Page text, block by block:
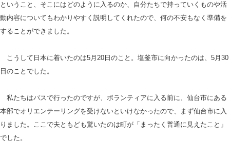
ということ、そこにはどのように入るのか、自分たちで持っていくものや活
動内容についてもわかりやすく説明してくれたので、何の不安もなく準備を
することができました。
こうして日本に着いたのは5月20日のこと。塩釜市に向かったのは、5月30
日のことでした。
私たちはバスで行ったのですが、ボランティアに入る前に、仙台市にある
本部でオリエンテーリングを受けないといけなかったので、まず仙台市に入
りました。ここで夫ともども驚いたのは町が「まったく普通に見えたこと」
でした。